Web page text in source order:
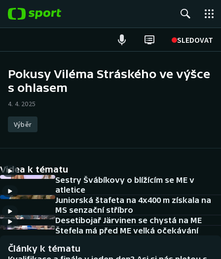
SLEDOVAT
Hokej
Atletika
DALŠÍ SPORTY
Americký fotbal
Baseball a softbal
Basketbal
NEPŘEHLÉDNĚTE
Soutěže
Historické návraty
Pokusy Viléma Stráského ve výšce
s ohlasem
4. 4. 2025
Výběr
Videa k tématu
Sestry Švábíkovy o blížícím se ME v
atletice
Juniorská štafeta na 4x400 m získala na
MS senzační stříbro
Desetibojař Järvinen se chystá na ME
Štefela má před ME velká očekávání
Články k tématu